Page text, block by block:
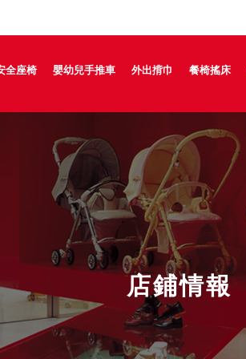
全座椅 嬰幼兒手推車 外出揹巾 餐椅搖床
店鋪情報